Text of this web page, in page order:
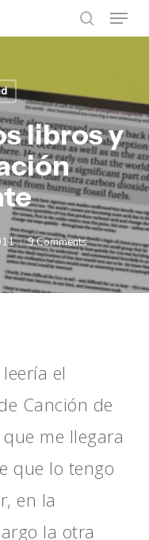
search
Menu
libros y
9 Comments
el
Canción de
me llegara
que lo tengo
en la
la otra